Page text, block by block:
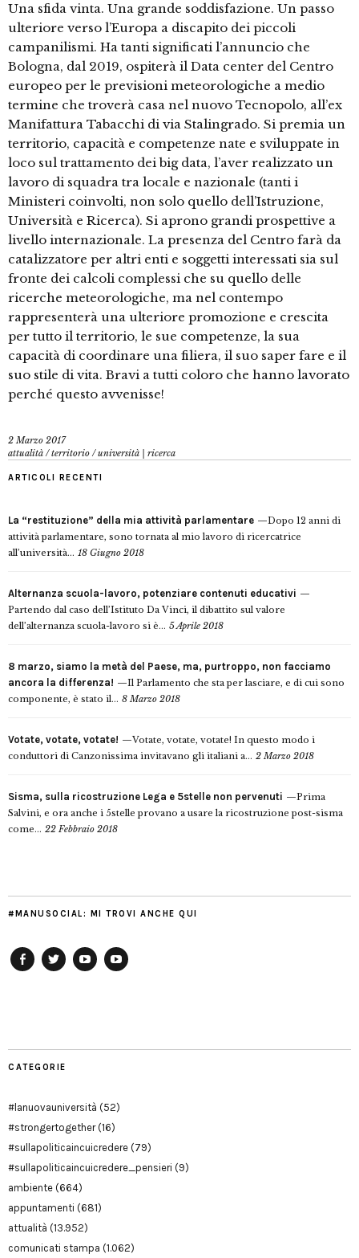
Una sfida vinta. Una grande soddisfazione. Un passo
ulteriore verso l’Europa a discapito dei piccoli
campanilismi. Ha tanti significati l’annuncio che
Bologna, dal 2019, ospiterà il Data center del Centro
europeo per le previsioni meteorologiche a medio
termine che troverà casa nel nuovo Tecnopolo, all’ex
Manifattura Tabacchi di via Stalingrado. Si premia un
territorio, capacità e competenze nate e sviluppate in
loco sul trattamento dei big data, l’aver realizzato un
lavoro di squadra tra locale e nazionale (tanti i
Ministeri coinvolti, non solo quello dell’Istruzione,
Università e Ricerca). Si aprono grandi prospettive a
livello internazionale. La presenza del Centro farà da
catalizzatore per altri enti e soggetti interessati sia sul
fronte dei calcoli complessi che su quello delle
ricerche meteorologiche, ma nel contempo
rappresenterà una ulteriore promozione e crescita
per tutto il territorio, le sue competenze, la sua
capacità di coordinare una filiera, il suo saper fare e il
suo stile di vita. Bravi a tutti coloro che hanno lavorato
perché questo avvenisse!
2 Marzo 2017
attualità /territorio /università | ricerca
ARTICOLI RECENTI
La “restituzione” della mia attività parlamentare
Dopo 12 anni di
attività parlamentare, sono tornata al mio lavoro di ricercatrice
all’università... 18 Giugno 2018
Alternanza scuola-lavoro, potenziare contenuti educativi
Partendo dal caso dell’Istituto Da Vinci, il dibattito sul valore
dell’alternanza scuola-lavoro si è... 5 Aprile 2018
8 marzo, siamo la metà del Paese, ma, purtroppo, non facciamo
ancora la differenza!
Il Parlamento che sta per lasciare, e di cui sono
componente, è stato il... 8 Marzo 2018
Votate, votate, votate!
Votate, votate, votate! In questo modo i
conduttori di Canzonissima invitavano gli italiani a... 2 Marzo 2018
Sisma, sulla ricostruzione Lega e 5stelle non pervenuti
Prima
Salvini, e ora anche i 5stelle provano a usare la ricostruzione post-sisma
come... 22 Febbraio 2018
#MANUSOCIAL: MI TROVI ANCHE QUI
CATEGORIE
#lanuovauniversità (52)
#strongertogether(16)
#sullapoliticaincuicredere (79)
#sullapoliticaincuicredere_pensieri (9)
ambiente (664)
appuntamenti (681)
attualità (13.952)
comunicati stampa (1.062)